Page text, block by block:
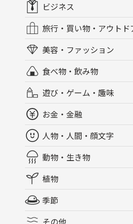
ビジネス
旅行・買い物・アウトド
美容・ファッション
食べ物・飲み物
遊び・ゲーム・趣味
お金・金融
人物・人間・顔文字
動物・生き物
植物
季節
その他